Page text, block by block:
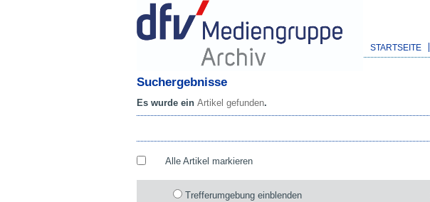
STARTSEITE
Suchergebnisse
Es wurde ein Artikel gefunden.
Alle Artikel markieren
Trefferumgebung einblenden